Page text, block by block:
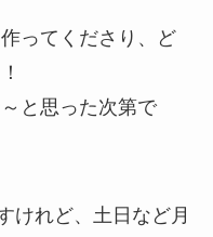
ってくださり、ど
と思った次第で
けれど、土日など月